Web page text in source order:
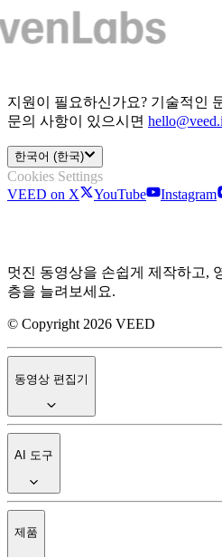
지원이 필요하신가요? 기술적인
문의 사항이 있으시면
한국어 (한국)
Cookies Settings
VEED on X
YouTube Instagram
멋진 동영상을 손쉽게 제작하고,
층을 늘려보세요.
© Copyright 2026 VEED
동영상 편집기
AI 도구
제품